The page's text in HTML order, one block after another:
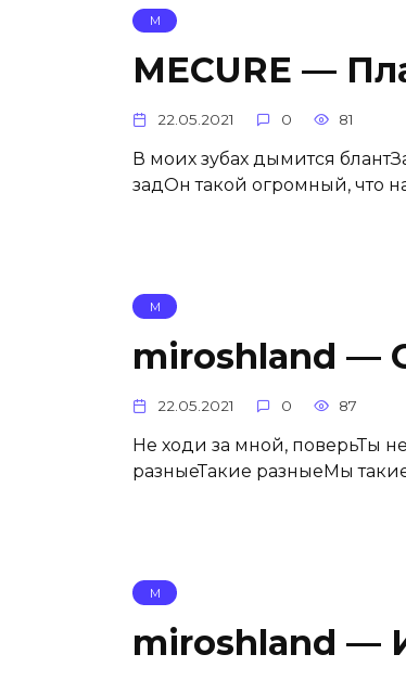
М
MECURE —
22.05.2021 0 81
В моих зубах дымится
задОн такой огромный, что
М
miroshland —
22.05.2021 0 87
Не ходи за мной, поверьТы
разныеТакие разныеМы
М
miroshland —